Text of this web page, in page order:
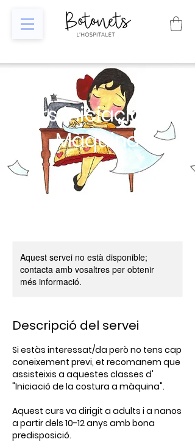
Curs iniciació a la
Màquina
Aquest servei no està disponible;
contacta amb vosaltres per obtenir
més informació.
Descripció del servei
Si estàs interessat/da però no tens cap
coneixement previ, et recomanem que
assisteixis a aquestes classes d'
"Iniciació de la costura a màquina".
Aquest curs va dirigit a adults i a nanos
a partir dels 10-12 anys amb bona
predisposició.